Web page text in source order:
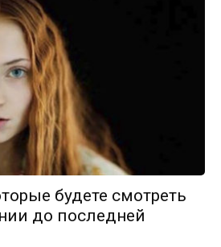
будете смотреть
до последней